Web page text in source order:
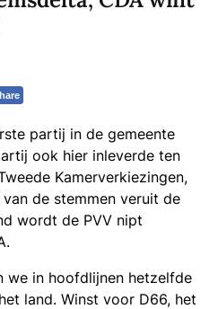
partij in de gemeente
ook hier inleverde ten
Kamerverkiezingen,
de stemmen veruit de
wordt de PVV nipt
we in hoofdlijnen hetzelfde
land. Winst voor D66, het